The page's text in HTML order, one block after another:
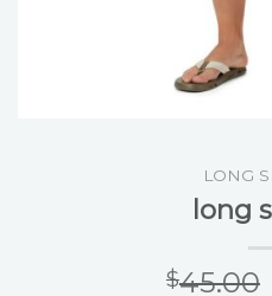
LONG
long
$45.00